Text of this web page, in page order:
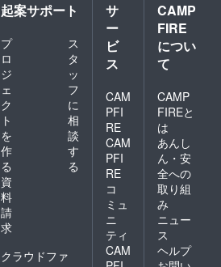
起案サポート
プ
ロ
ジ
ェ
ク
ト
を
作
る
ス
タ
ッ
フ
に
相
談
す
る
資
料
請
求
クラウドファ
サ
ー
ビ
ス
CAM
PFI
RE
CAM
PFI
RE
コ
ミュ
ニ
ティ
CAM
CAMP
FIRE
につい
て
CAMP
FIREと
は
あんし
ん・安
全への
取り組
み
ニュー
ス
ヘルプ